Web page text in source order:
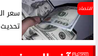
اقتصاد
سعر